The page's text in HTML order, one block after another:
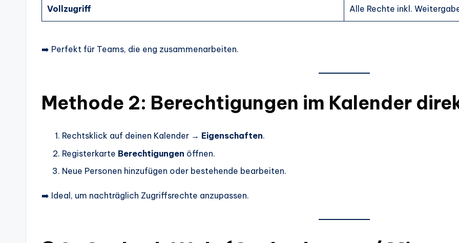
Vollzugriff Alle Rechte inkl.
➡️ Perfekt für Teams, die eng zusammenarbeiten.
Methode 2: Berechtigungen im Kalender
Rechtsklick auf deinen Kalender → Eigenschaften.
Registerkarte Berechtigungen öffnen.
Neue Personen hinzufügen oder bestehende bearbeiten.
➡️ Ideal, um nachträglich Zugriffsrechte anzupassen.